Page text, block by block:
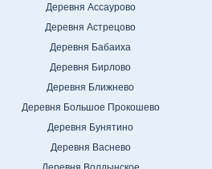
Деревня Ассаурово
Деревня Астрецово
Деревня Бабаиха
Деревня Бирлово
Деревня Ближнево
Деревня Большое Прокошево
Деревня Бунятино
Деревня Васнево